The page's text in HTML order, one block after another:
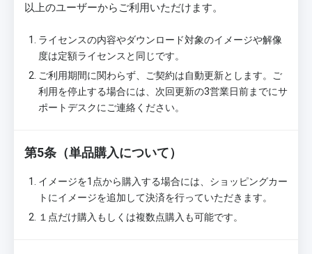
以上のユーザーからご利用いただけます。
ライセンスの内容やダウンロード対象のイメージや解像
度は定額ライセンスと同じです。
ご利用期間に関わらず、ご契約は自動更新とします。ご
利用を停止する場合には、次回更新の3営業日前までにサ
ポートデスクにご連絡ください。
第5条（単品購入について）
イメージを1点から購入する場合には、ショッピングカー
トにイメージを追加して決済を行っていただきます。
１点だけ購入もしくは複数点購入も可能です。